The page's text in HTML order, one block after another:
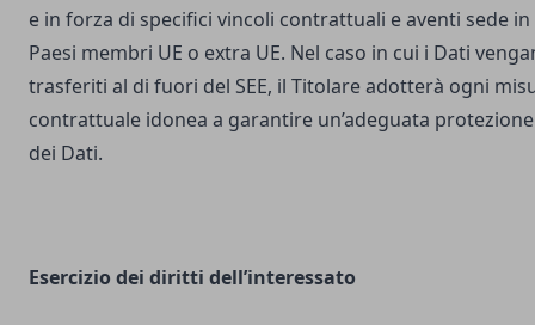
e in forza di specifici vincoli contrattuali e aventi sede in
Paesi membri UE o extra UE. Nel caso in cui i Dati
trasferiti al di fuori del SEE, il Titolare adotterà ogni
contrattuale idonea a garantire un’adeguata protezione
dei Dati.
Esercizio dei diritti dell’interessato